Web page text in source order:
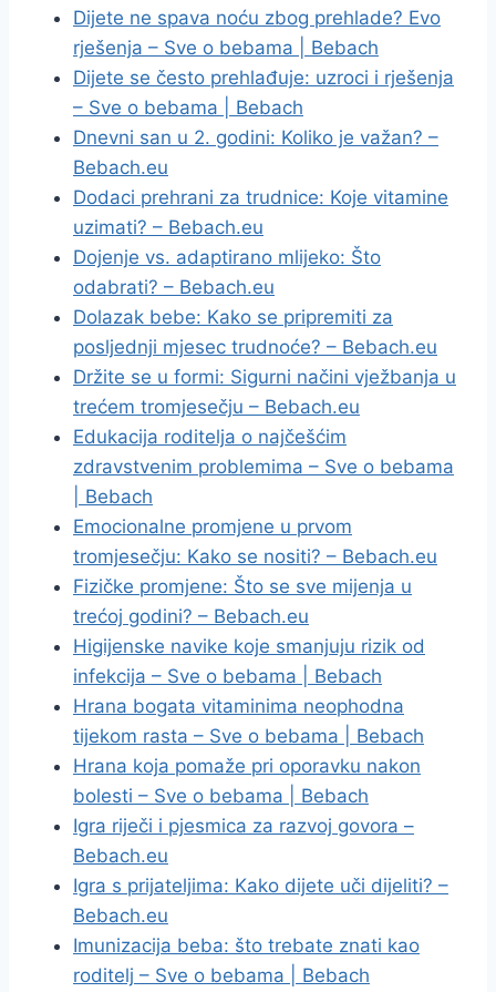
Dijete ne spava noću zbog prehlade? Evo
rješenja – Sve o bebama | Bebach
Dijete se često prehlađuje: uzroci i rješenja
– Sve o bebama | Bebach
Dnevni san u 2. godini: Koliko je važan? –
Bebach.eu
Dodaci prehrani za trudnice: Koje vitamine
uzimati? – Bebach.eu
Dojenje vs. adaptirano mlijeko: Što
odabrati? – Bebach.eu
Dolazak bebe: Kako se pripremiti za
posljednji mjesec trudnoće? – Bebach.eu
Držite se u formi: Sigurni načini vježbanja u
trećem tromjesečju – Bebach.eu
Edukacija roditelja o najčešćim
zdravstvenim problemima – Sve o bebama
| Bebach
Emocionalne promjene u prvom
tromjesečju: Kako se nositi? – Bebach.eu
Fizičke promjene: Što se sve mijenja u
trećoj godini? – Bebach.eu
Higijenske navike koje smanjuju rizik od
infekcija – Sve o bebama | Bebach
Hrana bogata vitaminima neophodna
tijekom rasta – Sve o bebama | Bebach
Hrana koja pomaže pri oporavku nakon
bolesti – Sve o bebama | Bebach
Igra riječi i pjesmica za razvoj govora –
Bebach.eu
Igra s prijateljima: Kako dijete uči dijeliti? –
Bebach.eu
Imunizacija beba: što trebate znati kao
roditelj – Sve o bebama | Bebach